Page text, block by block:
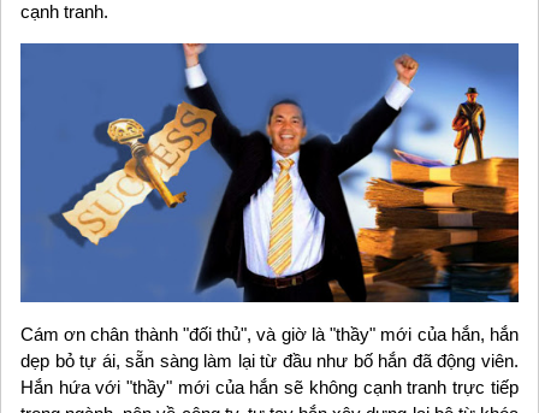
cạnh tranh.
Cám ơn chân thành "đối thủ", và giờ là "thầy" mới của hắn, hắn
dẹp bỏ tự ái, sẵn sàng làm lại từ đầu như bố hắn đã động viên.
Hắn hứa với "thầy" mới của hắn sẽ không cạnh tranh trực tiếp